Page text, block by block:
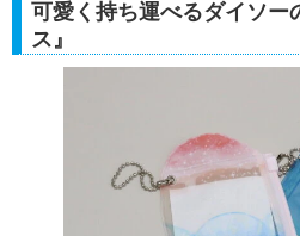
可愛く持ち運べるダイソー
ス』